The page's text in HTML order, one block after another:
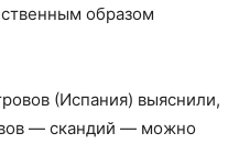
образом
(Испания) выяснили,
— скандий — можно